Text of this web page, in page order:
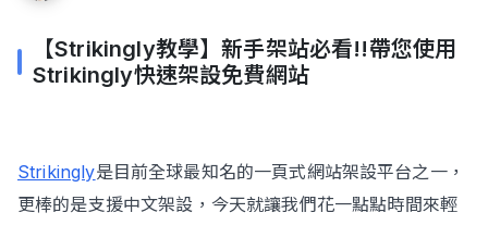
數位成長與技術專欄
【Strikingly教學】新手架站必看!!帶您使用
Strikingly快速架設免費網站
Strikingly是目前全球最知名的一頁式網站架設平台之一，
更棒的是支援中文架設，今天就讓我們花一點點時間來輕